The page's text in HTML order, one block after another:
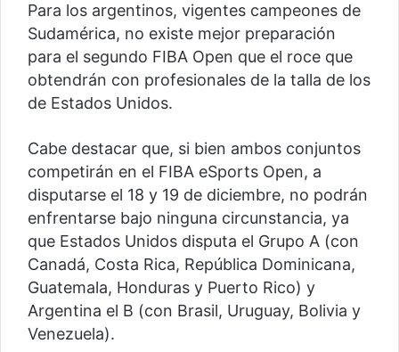
Para los argentinos, vigentes campeones de
Sudamérica, no existe mejor preparación
para el segundo FIBA Open que el roce que
obtendrán con profesionales de la talla de los
de Estados Unidos.
Cabe destacar que, si bien ambos conjuntos
competirán en el FIBA eSports Open, a
disputarse el 18 y 19 de diciembre, no podrán
enfrentarse bajo ninguna circunstancia, ya
que Estados Unidos disputa el Grupo A (con
Canadá, Costa Rica, República Dominicana,
Guatemala, Honduras y Puerto Rico) y
Argentina el B (con Brasil, Uruguay, Bolivia y
Venezuela).